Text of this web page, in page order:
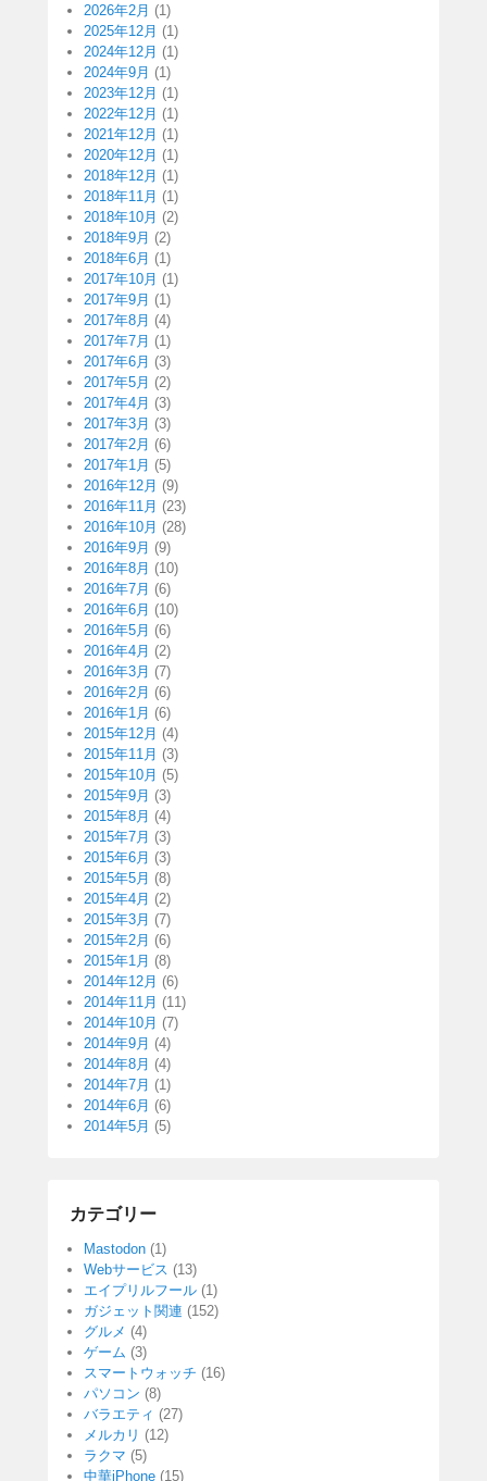
2026年2月 (1)
2025年12月 (1)
2024年12月 (1)
2024年9月 (1)
2023年12月 (1)
2022年12月 (1)
2021年12月 (1)
2020年12月 (1)
2018年12月 (1)
2018年11月 (1)
2018年10月 (2)
2018年9月 (2)
2018年6月 (1)
2017年10月 (1)
2017年9月 (1)
2017年8月 (4)
2017年7月 (1)
2017年6月 (3)
2017年5月 (2)
2017年4月 (3)
2017年3月 (3)
2017年2月 (6)
2017年1月 (5)
2016年12月 (9)
2016年11月 (23)
2016年10月 (28)
2016年9月 (9)
2016年8月 (10)
2016年7月 (6)
2016年6月 (10)
2016年5月 (6)
2016年4月 (2)
2016年3月 (7)
2016年2月 (6)
2016年1月 (6)
2015年12月 (4)
2015年11月 (3)
2015年10月 (5)
2015年9月 (3)
2015年8月 (4)
2015年7月 (3)
2015年6月 (3)
2015年5月 (8)
2015年4月 (2)
2015年3月 (7)
2015年2月 (6)
2015年1月 (8)
2014年12月 (6)
2014年11月 (11)
2014年10月 (7)
2014年9月 (4)
2014年8月 (4)
2014年7月 (1)
2014年6月 (6)
2014年5月 (5)
カテゴリー
Mastodon (1)
Webサービス (13)
エイプリルフール (1)
ガジェット関連 (152)
グルメ (4)
ゲーム (3)
スマートウォッチ (16)
パソコン (8)
バラエティ (27)
メルカリ (12)
ラクマ (5)
中華iPhone (15)